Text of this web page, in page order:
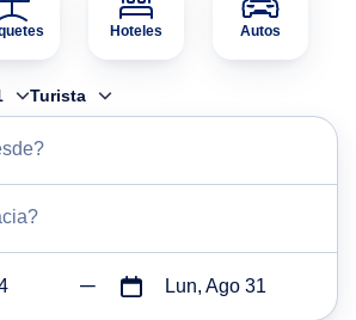
Hoteles Autos
Turista
Lun, Ago 31